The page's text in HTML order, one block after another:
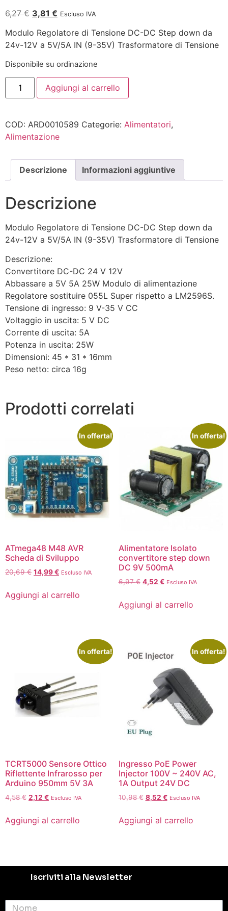
6,27€ 3,81 € Escluso IVA
Modulo Regolatore di Tensione DC-DC Step down da
24v-12V a 5V/5A IN (9-35V) Trasformatore di Tensione
Disponibile su ordinazione
Aggiungi al carrello
COD: ARD0010589 Categorie: Alimentatori,
Alimentazione
Descrizione Informazioni aggiuntive
Descrizione
Modulo Regolatore di Tensione DC-DC Step down da
24v-12V a 5V/5A IN (9-35V) Trasformatore di Tensione
Descrizione:
Convertitore DC-DC 24 V 12V
Abbassare a 5V 5A 25W Modulo di alimentazione
Regolatore sostituire 055L Super rispetto a LM2596S.
Tensione di ingresso: 9 V-35 V CC
Voltaggio in uscita: 5 V DC
Corrente di uscita: 5A
Potenza in uscita: 25W
Dimensioni: 45 * 31 * 16mm
Peso netto: circa 16g
Prodotti correlati
In offerta!
ATmega48 M48 AVR
Scheda di Sviluppo
20,69€ 14,99€ Escluso IVA
Aggiungi al carrello
In offerta!
Alimentatore Isolato
convertitore step down
DC 9V 500mA
6,97€ 4,52 € Escluso IVA
Aggiungi al carrello
In offerta!
TCRT5000 Sensore Ottico
Riflettente Infrarosso per
Arduino 950mm 5V 3A
4,58€ 2,12 € Escluso IVA
Aggiungi al carrello
In offerta!
Ingresso PoE Power
Injector 100V ~ 240V AC,
1A Output 24V DC
10,98€ 8,52 € Escluso IVA
Aggiungi al carrello
Iscriviti alla Newsletter